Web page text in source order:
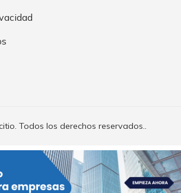
Todos los derechos reservados..